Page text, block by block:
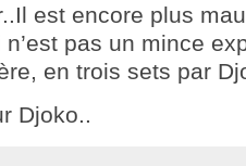
est encore plus
pas un mince
en trois sets par
Djoko..